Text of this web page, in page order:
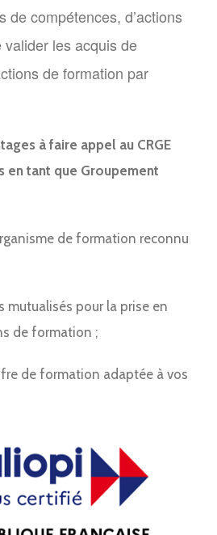
de compétences, d’actions
les acquis de
de formation par
à faire appel au CRGE
en tant que Groupement
de formation reconnu
mutualisés pour la prise en
de formation ;
de formation adaptée à vos